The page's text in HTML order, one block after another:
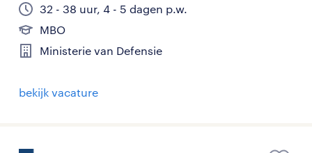
32 - 38 uur, 4 - 5 dagen p.w.
MBO
Ministerie van Defensie
bekijk vacature